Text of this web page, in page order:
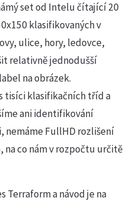
set od Intelu čítající 20
klasifikovaných v
ulice, hory, ledovce,
relativně jednodušší
na obrázek.
tisíci klasifikačních tříd a
ani identifikování
nemáme FullHD rozlišení
na co nám v rozpočtu určitě
a návod je na